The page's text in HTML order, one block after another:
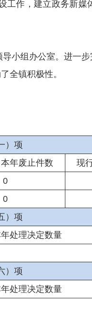
工作，建立政务新媒
导小组办公室。 进一
全镇积极性。
）项
本年废止件数
现
）项
处理决定数量
）项
处理决定数量